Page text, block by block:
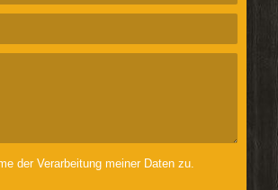
der Verarbeitung meiner Daten zu.